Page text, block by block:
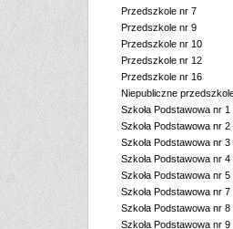
Przedszkole nr 7
Przedszkole nr 9
Przedszkole nr 10
Przedszkole nr 12
Przedszkole nr 16
Niepubliczne
Szkoła Podstawowa nr 1
Szkoła Podstawowa nr 2
Szkoła Podstawowa nr 3
Szkoła Podstawowa nr 4
Szkoła Podstawowa nr 5
Szkoła Podstawowa nr 7
Szkoła Podstawowa nr 8
Szkoła Podstawowa nr 9